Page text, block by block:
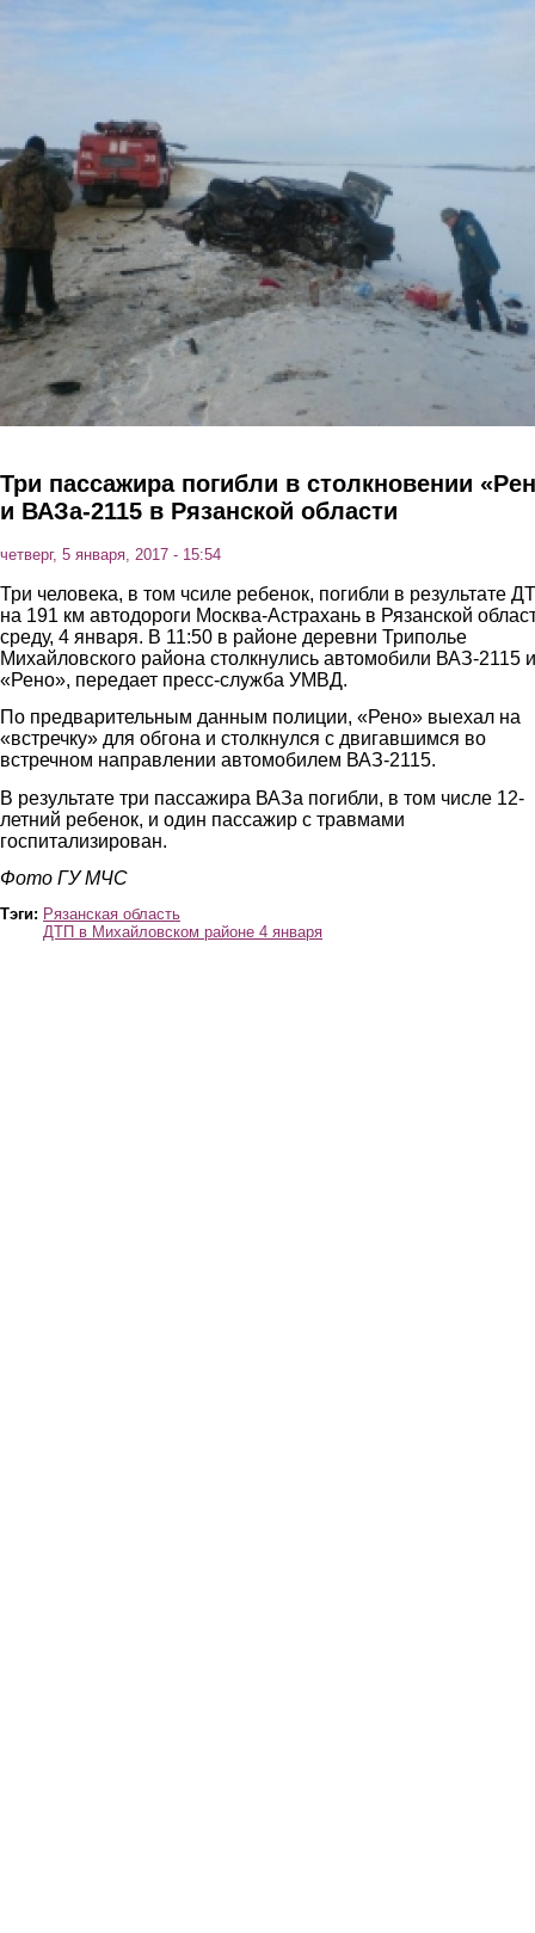
Перейти к основному содержанию
Три пассажира погибли в столкновении
и ВАЗа-2115 в Рязанской области
четверг, 5 января, 2017 - 15:54
Три человека, в том чсиле ребенок, погибли в результате
на 191 км автодороги Москва-Астрахань в Рязанской
среду, 4 января. В 11:50 в районе деревни Триполье
Михайловского района столкнулись автомобили ВАЗ-2115 и
«Рено», передает пресс-служба УМВД.
По предварительным данным полиции, «Рено» выехал на
«встречку» для обгона и столкнулся с двигавшимся во
встречном направлении автомобилем ВАЗ-2115.
В результате три пассажира ВАЗа погибли, в том числе 12-
летний ребенок, и один пассажир с травмами
госпитализирован.
Фото ГУ МЧС
Тэги: Рязанская область
ДТП в Михайловском районе 4 января